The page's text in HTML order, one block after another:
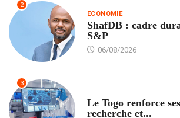
2
ECONOMIE
ShafDB : cadre
S&P
06/08/2026
3
Le Togo renforce
recherche et...